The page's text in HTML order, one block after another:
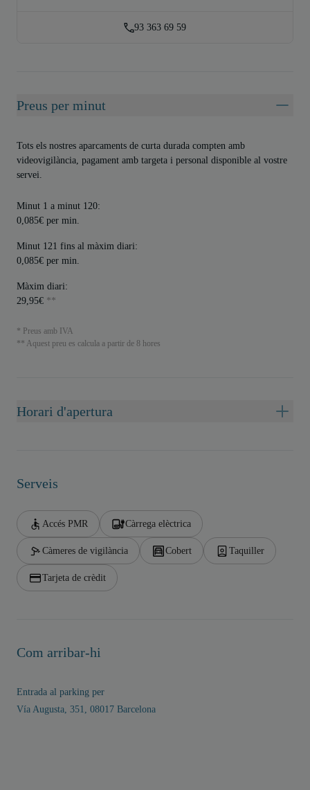
93 363 69 59
Preus per minut
Tots els nostres aparcaments de curta durada compten amb
videovigilància, pagament amb targeta i personal disponible al vostre
servei.
Minut 1 a minut 120:
0,085€ per min.
Minut 121 fins al màxim diari:
0,085€ per min.
Màxim diari:
29,95€ **
* Preus amb IVA
** Aquest preu es calcula a partir de 8 hores
Horari d'apertura
Serveis
Accés PMR Càrrega elèctrica
Càmeres de vigilància Cobert Taquiller
Tarjeta de crèdit
Com arribar-hi
Entrada al parking per
Vía Augusta, 351, 08017 Barcelona